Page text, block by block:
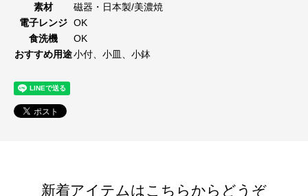
素材
磁器・日本製/美濃焼
電子レンジ OK
食洗機
OK
おすすめ用途小付、小皿、小鉢
新着アイテムはこちらからどうぞ